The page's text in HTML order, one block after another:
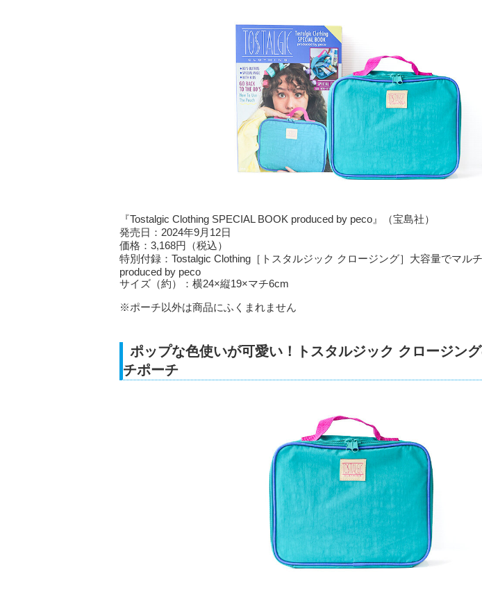
『Tostalgic Clothing SPECIAL BOOK produced by peco』（宝島社）
発売日：2024年9月12日
価格：3,168円（税込）
特別付録：Tostalgic Clothing［トスタルジック クロージング］大容量でマル
produced by peco
サイズ（約）：横24×縦19×マチ6cm
※ポーチ以外は商品にふくまれません
ポップな色使いが可愛い！トスタルジック クロージン
チポーチ